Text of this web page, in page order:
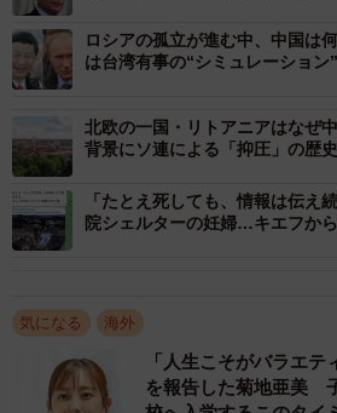
ういったことはウクライナのように
繰り返しになるが、軍兵士によるジ
けにいえることではないのだ。
では、戦争になるとなぜ略奪や虐殺
これはそれぞれの戦闘当事国や戦争
景があろうが、まずは兵士の士気低
めると、兵士がウクライナ市民から
然ながら人間であり、現地の深刻な
ロシアの孤立が進む中、中国は
は台湾有事の“シミュレーション”
北欧の一国・リトアニアはなぜ
背景にソ連による「抑圧」の歴
「たとえ死しても、情報は伝え
院シェルターの妊婦…キエフか
気になる 海外
「人生こそがバラエ
を報告した菊地亜美